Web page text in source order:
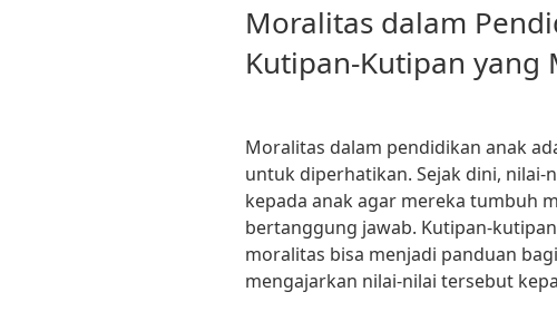
Moralitas dalam
Kutipan-Kutipan yang
Moralitas dalam pendidikan anak
untuk diperhatikan. Sejak dini, nilai-
kepada anak agar mereka tumbuh
bertanggung jawab. Kutipan-
moralitas bisa menjadi panduan
mengajarkan nilai-nilai tersebut